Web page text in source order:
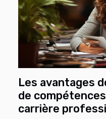
Les avantages
de
carrière